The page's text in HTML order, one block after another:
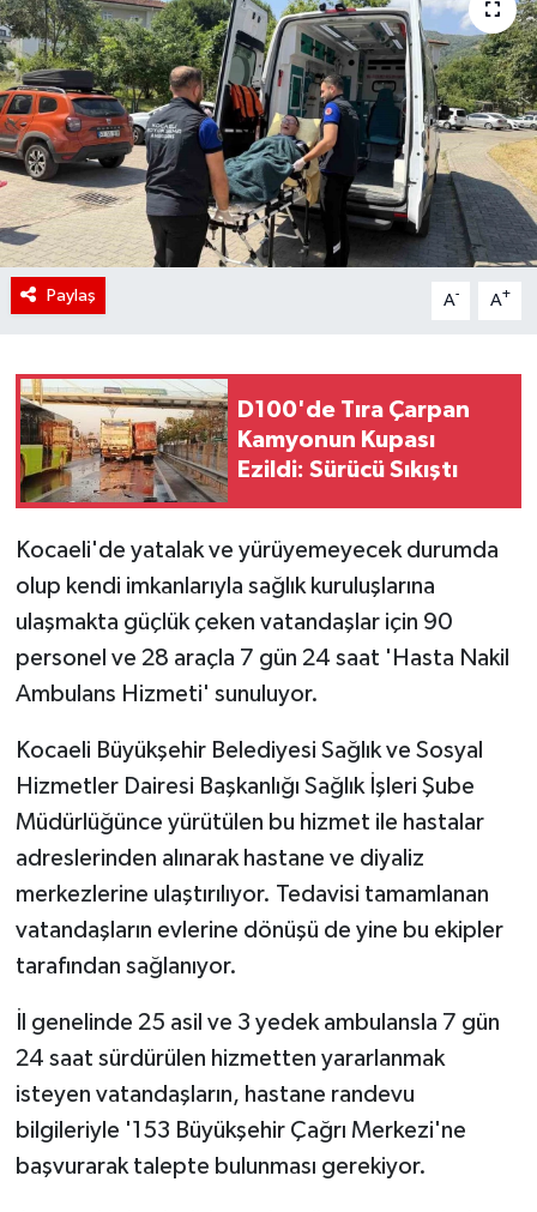
Paylaş A- A+
D100'de Tıra Çarpan
Kamyonun Kupası
Ezildi: Sürücü Sıkıştı
Kocaeli'de yatalak ve yürüyemeyecek durumda
olup kendi imkanlarıyla sağlık kuruluşlarına
ulaşmakta güçlük çeken vatandaşlar için 90
personel ve 28 araçla 7 gün 24 saat 'Hasta Nakil
Ambulans Hizmeti' sunuluyor.
Kocaeli Büyükşehir Belediyesi Sağlık ve Sosyal
Hizmetler Dairesi Başkanlığı Sağlık İşleri Şube
Müdürlüğünce yürütülen bu hizmet ile hastalar
adreslerinden alınarak hastane ve diyaliz
merkezlerine ulaştırılıyor. Tedavisi tamamlanan
vatandaşların evlerine dönüşü de yine bu ekipler
tarafından sağlanıyor.
İl genelinde 25 asil ve 3 yedek ambulansla 7 gün
24 saat sürdürülen hizmetten yararlanmak
isteyen vatandaşların, hastane randevu
bilgileriyle '153 Büyükşehir Çağrı Merkezi'ne
başvurarak talepte bulunması gerekiyor.